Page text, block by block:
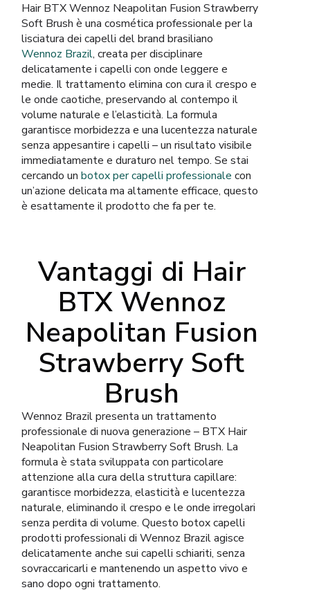
Hair BTX Wennoz Neapolitan Fusion Strawberry
Soft Brush è una cosmética professionale per la
lisciatura dei capelli del brand brasiliano
Wennoz Brazil, creata per disciplinare
delicatamente i capelli con onde leggere e
medie. Il trattamento elimina con cura il crespo e
le onde caotiche, preservando al contempo il
volume naturale e l’elasticità. La formula
garantisce morbidezza e una lucentezza naturale
senza appesantire i capelli – un risultato visibile
immediatamente e duraturo nel tempo. Se stai
cercando un botox per capelli professionale con
un’azione delicata ma altamente efficace, questo
è esattamente il prodotto che fa per te.
Vantaggi di Hair
BTX Wennoz
Neapolitan Fusion
Strawberry Soft
Brush
Wennoz Brazil presenta un trattamento
professionale di nuova generazione – BTX Hair
Neapolitan Fusion Strawberry Soft Brush. La
formula è stata sviluppata con particolare
attenzione alla cura della struttura capillare:
garantisce morbidezza, elasticità e lucentezza
naturale, eliminando il crespo e le onde irregolari
senza perdita di volume. Questo botox capelli
prodotti professionali di Wennoz Brazil agisce
delicatamente anche sui capelli schiariti, senza
sovraccaricarli e mantenendo un aspetto vivo e
sano dopo ogni trattamento.